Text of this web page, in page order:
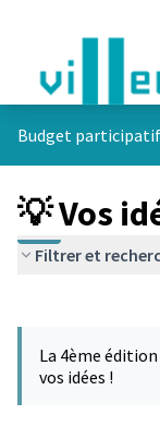
Budget
💡 Vos
Filtrer et
−
La 4ème
vos idées !